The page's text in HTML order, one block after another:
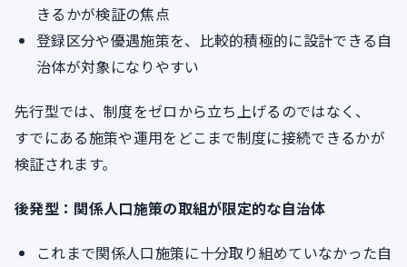
きるかが検証の焦点
登録区分や優遇施策を、比較的積極的に設計できる自
治体が対象になりやすい
先行型では、制度をゼロから立ち上げるのではなく、
すでにある施策や運用をどこまで制度に接続できるかが
検証されます。
後発型：関係人口施策の取組が限定的な自治体
これまで関係人口施策に十分取り組めていなかった自